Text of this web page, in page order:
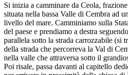
Si inizia a camminare da Ceola,
situata nella bassa Valle di Cembra ad
livello del mare. Camminiamo sulla
del paese e prendiamo a destra
parallela sotto la strada carrozzabile (si
della strada che percorreva la Val di
nella valle che attraversa sotto il
Poi risale, passa davanti al capitello